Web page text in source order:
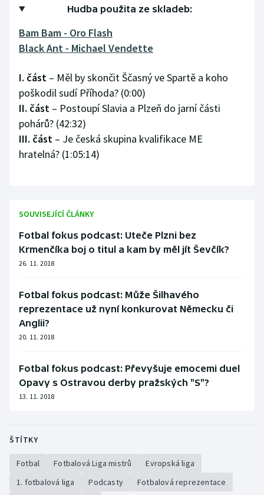
Olympijské hry
Parasport
Plážový volejbal
Ragby
Rychlobruslení
Short track
Sportovní střelba
Stolní tenis
Triatlon
Veslování
Volejbal
Hudba použita ze skladeb:
Bam Bam - Oro Flash
Black Ant - Michael Vendette
I. část – Měl by skončit Ščasný ve Spartě a koho
poškodil sudí Příhoda? (0:00)
II. část – Postoupí Slavia a Plzeň do jarní části
pohárů? (42:32)
III. část – Je česká skupina kvalifikace ME
hratelná? (1:05:14)
SOUVISEJÍCÍ ČLÁNKY
Fotbal fokus podcast: Uteče Plzni bez
Krmenčíka boj o titul a kam by měl jít Ševčík?
26. 11. 2018
Fotbal fokus podcast: Může Šilhavého
reprezentace už nyní konkurovat Německu či
Anglii?
20. 11. 2018
Fotbal fokus podcast: Převyšuje emocemi duel
Opavy s Ostravou derby pražských "S"?
13. 11. 2018
ŠTÍTKY
Fotbal Fotbalová Liga mistrů
Evropská liga
1. fotbalová liga
Podcasty
Fotbalová reprezentace